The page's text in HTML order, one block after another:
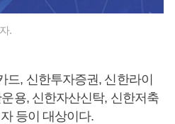
.
드, 신한투자증권, 신한라이
용, 신한자산신탁, 신한저축
등이 대상이다.